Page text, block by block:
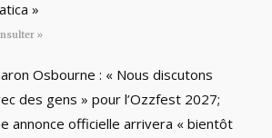
»
»
Osbourne : « Nous discutons
des gens » pour l’Ozzfest 2027;
annonce officielle arrivera « bientôt